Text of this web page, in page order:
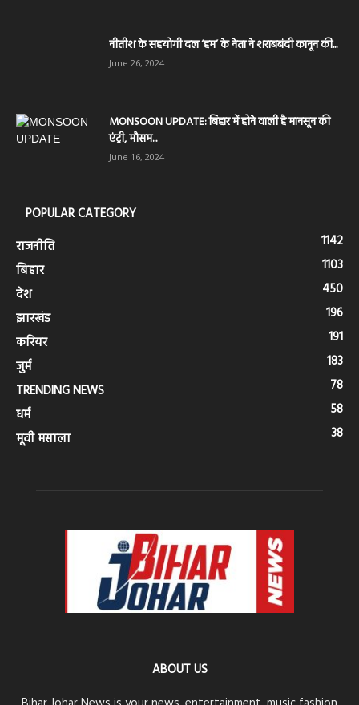
नीतीश के सहयोगी दल ‘हम’ के नेता ने शराबबंदी कानून की...
June 26, 2024
MONSOON UPDATE: बिहार में होने वाली है मानसून की
एंट्री, मौसम...
June 16, 2024
POPULAR CATEGORY
राजनीति
1142
बिहार
1103
देश
450
झारखंड
196
करियर
191
जुर्म
183
TRENDING NEWS
78
धर्म
58
मूवी मसाला
38
ABOUT US